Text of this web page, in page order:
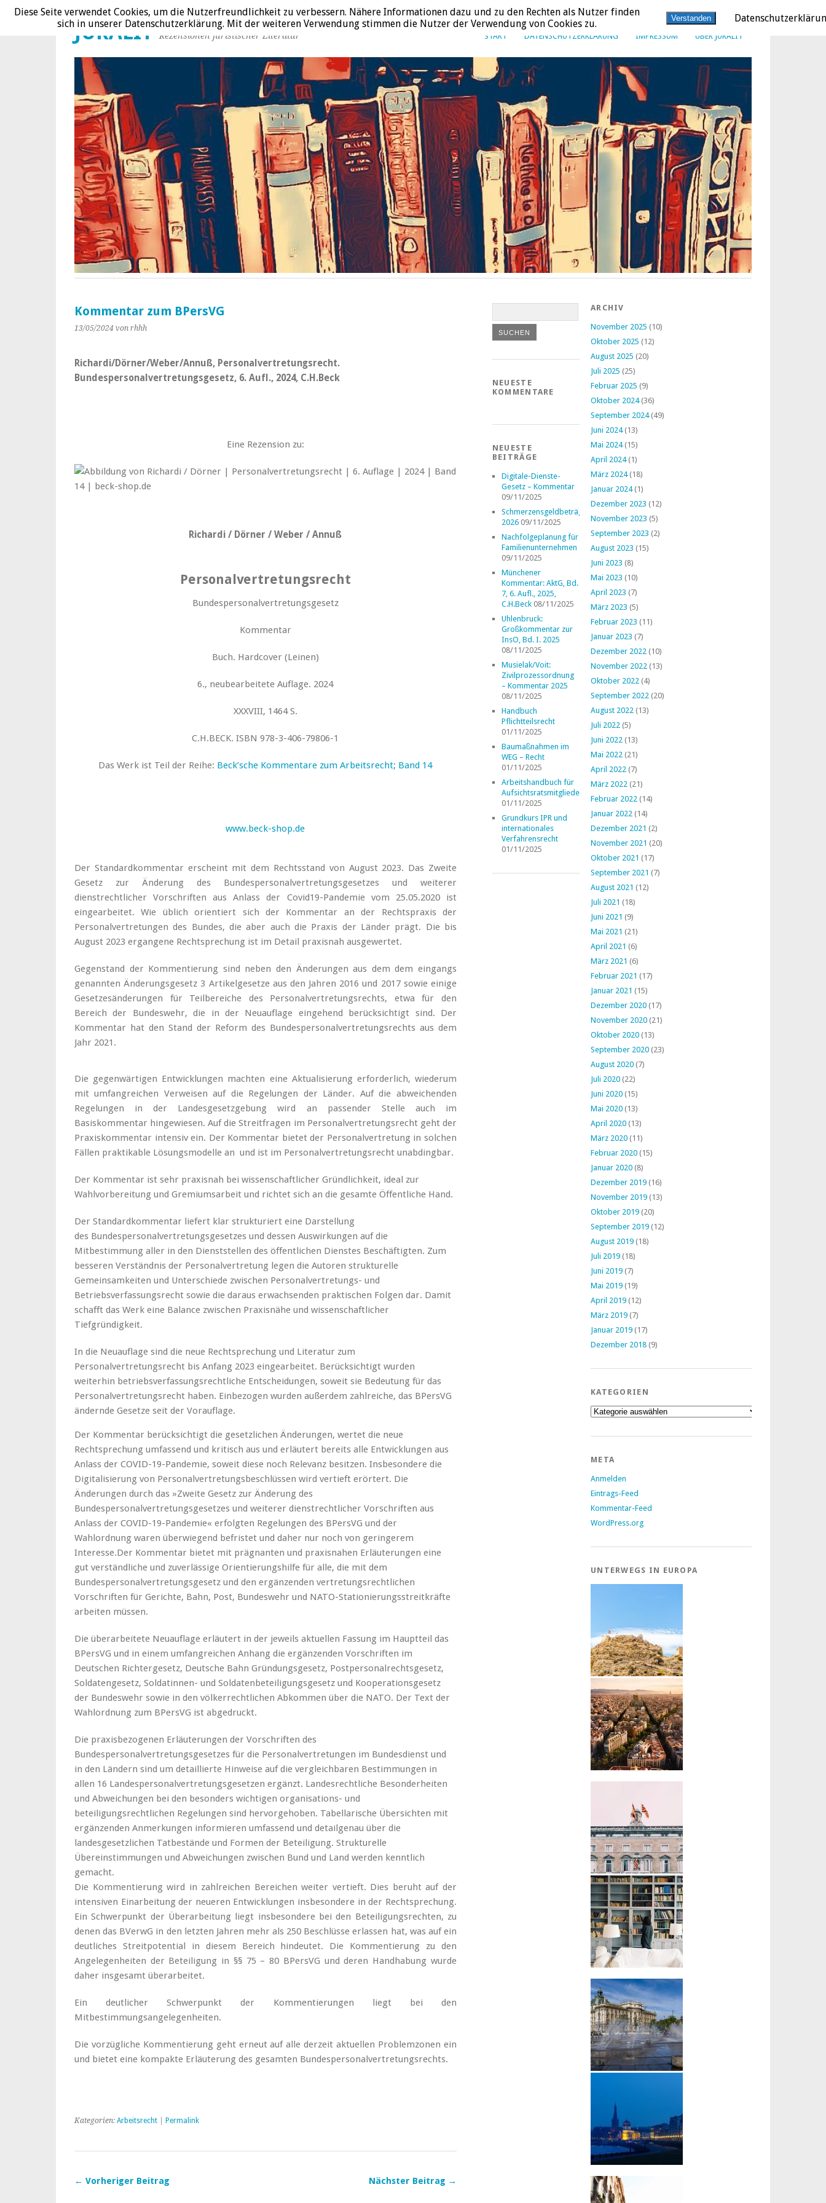
START DATENSCHUTZERKLÄRUNG IMPRESSUM ÜBER JURALIT
JURALIT Rezensionen juristischer Literatur
Kommentar zum BPersVG
13/05/2024 von rhhh
Richardi/Dörner/Weber/Annuß, Personalvertretungsrecht.
Bundespersonalvertretungsgesetz, 6. Aufl., 2024, C.H.Beck
Eine Rezension zu:
Richardi / Dörner / Weber / Annuß
Personalvertretungsrecht
Bundespersonalvertretungsgesetz
Kommentar
Buch. Hardcover (Leinen)
6., neubearbeitete Auflage. 2024
XXXVIII, 1464 S.
C.H.BECK. ISBN 978-3-406-79806-1
Das Werk ist Teil der Reihe: Beck’sche Kommentare zum Arbeitsrecht; Band 14
www.beck-shop.de
Der Standardkommentar erscheint mit dem Rechtsstand von August 2023. Das Zweite
Gesetz zur Änderung des Bundespersonalvertretungsgesetzes und weiterer
dienstrechtlicher Vorschriften aus Anlass der Covid19-Pandemie vom 25.05.2020 ist
eingearbeitet. Wie üblich orientiert sich der Kommentar an der Rechtspraxis der
Personalvertretungen des Bundes, die aber auch die Praxis der Länder prägt. Die bis
August 2023 ergangene Rechtsprechung ist im Detail praxisnah ausgewertet.
Gegenstand der Kommentierung sind neben den Änderungen aus dem dem eingangs
genannten Änderungsgesetz 3 Artikelgesetze aus den Jahren 2016 und 2017 sowie einige
Gesetzesänderungen für Teilbereiche des Personalvertretungsrechts, etwa für den
Bereich der Bundeswehr, die in der Neuauflage eingehend berücksichtigt sind. Der
Kommentar hat den Stand der Reform des Bundespersonalvertretungsrechts aus dem
Jahr 2021.
Die gegenwärtigen Entwicklungen machten eine Aktualisierung erforderlich, wiederum
mit umfangreichen Verweisen auf die Regelungen der Länder. Auf die abweichenden
Regelungen in der Landesgesetzgebung wird an passender Stelle auch im
Basiskommentar hingewiesen. Auf die Streitfragen im Personalvertretungsrecht geht der
Praxiskommentar intensiv ein. Der Kommentar bietet der Personalvertretung in solchen
Fällen praktikable Lösungsmodelle an und ist im Personalvertretungsrecht unabdingbar.
Der Kommentar ist sehr praxisnah bei wissenschaftlicher Gründlichkeit, ideal zur
Wahlvorbereitung und Gremiumsarbeit und richtet sich an die gesamte Öffentliche Hand.
Der Standardkommentar liefert klar strukturiert eine Darstellung
des Bundespersonalvertretungsgesetzes und dessen Auswirkungen auf die
Mitbestimmung aller in den Dienststellen des öffentlichen Dienstes Beschäftigten. Zum
besseren Verständnis der Personalvertretung legen die Autoren strukturelle
Gemeinsamkeiten und Unterschiede zwischen Personalvertretungs- und
Betriebsverfassungsrecht sowie die daraus erwachsenden praktischen Folgen dar. Damit
schafft das Werk eine Balance zwischen Praxisnähe und wissenschaftlicher
Tiefgründigkeit.
In die Neuauflage sind die neue Rechtsprechung und Literatur zum
Personalvertretungsrecht bis Anfang 2023 eingearbeitet. Berücksichtigt wurden
weiterhin betriebsverfassungsrechtliche Entscheidungen, soweit sie Bedeutung für das
Personalvertretungsrecht haben. Einbezogen wurden außerdem zahlreiche, das BPersVG
ändernde Gesetze seit der Vorauflage.
Der Kommentar berücksichtigt die gesetzlichen Änderungen, wertet die neue
Rechtsprechung umfassend und kritisch aus und erläutert bereits alle Entwicklungen aus
Anlass der COVID-19-Pandemie, soweit diese noch Relevanz besitzen. Insbesondere die
Digitalisierung von Personalvertretungsbeschlüssen wird vertieft erörtert. Die
Änderungen durch das »Zweite Gesetz zur Änderung des
Bundespersonalvertretungsgesetzes und weiterer dienstrechtlicher Vorschriften aus
Anlass der COVID-19-Pandemie« erfolgten Regelungen des BPersVG und der
Wahlordnung waren überwiegend befristet und daher nur noch von geringerem
Interesse.Der Kommentar bietet mit prägnanten und praxisnahen Erläuterungen eine
gut verständliche und zuverlässige Orientierungshilfe für alle, die mit dem
Bundespersonalvertretungsgesetz und den ergänzenden vertretungsrechtlichen
Vorschriften für Gerichte, Bahn, Post, Bundeswehr und NATO-Stationierungsstreitkräfte
arbeiten müssen.
Die überarbeitete Neuauflage erläutert in der jeweils aktuellen Fassung im Hauptteil das
BPersVG und in einem umfangreichen Anhang die ergänzenden Vorschriften im
Deutschen Richtergesetz, Deutsche Bahn Gründungsgesetz, Postpersonalrechtsgesetz,
Soldatengesetz, Soldatinnen- und Soldatenbeteiligungsgesetz und Kooperationsgesetz
der Bundeswehr sowie in den völkerrechtlichen Abkommen über die NATO. Der Text der
Wahlordnung zum BPersVG ist abgedruckt.
Die praxisbezogenen Erläuterungen der Vorschriften des
Bundespersonalvertretungsgesetzes für die Personalvertretungen im Bundesdienst und
in den Ländern sind um detaillierte Hinweise auf die vergleichbaren Bestimmungen in
allen 16 Landespersonalvertretungsgesetzen ergänzt. Landesrechtliche Besonderheiten
und Abweichungen bei den besonders wichtigen organisations- und
beteiligungsrechtlichen Regelungen sind hervorgehoben. Tabellarische Übersichten mit
ergänzenden Anmerkungen informieren umfassend und detailgenau über die
landesgesetzlichen Tatbestände und Formen der Beteiligung. Strukturelle
Übereinstimmungen und Abweichungen zwischen Bund und Land werden kenntlich
gemacht.
Die Kommentierung wird in zahlreichen Bereichen weiter vertieft. Dies beruht auf der
intensiven Einarbeitung der neueren Entwicklungen insbesondere in der Rechtsprechung.
Ein Schwerpunkt der Überarbeitung liegt insbesondere bei den Beteiligungsrechten, zu
denen das BVerwG in den letzten Jahren mehr als 250 Beschlüsse erlassen hat, was auf ein
deutliches Streitpotential in diesem Bereich hindeutet. Die Kommentierung zu den
Angelegenheiten der Beteiligung in §§ 75 – 80 BPersVG und deren Handhabung wurde
daher insgesamt überarbeitet.
Ein deutlicher Schwerpunkt der Kommentierungen liegt bei den
Mitbestimmungsangelegenheiten.
Die vorzügliche Kommentierung geht erneut auf alle derzeit aktuellen Problemzonen ein
und bietet eine kompakte Erläuterung des gesamten Bundespersonalvertretungsrechts.
Kategorien: Arbeitsrecht Permalink
← Vorheriger Beitrag Nächster Beitrag →
NEUESTE
KOMMENTARE
NEUESTE
BEITRÄGE
Digitale-Dienste-
Gesetz – Kommentar
09/11/2025
Schmerzensgeldbeträge
2026 09/11/2025
Nachfolgeplanung für
Familienunternehmen
09/11/2025
Münchener
Kommentar: AktG, Bd.
7, 6. Aufl., 2025,
C.H.Beck 08/11/2025
Uhlenbruck:
Großkommentar zur
InsO, Bd. I. 2025
08/11/2025
Musielak/Voit:
Zivilprozessordnung
– Kommentar 2025
08/11/2025
Handbuch
Pflichtteilsrecht
01/11/2025
Baumaßnahmen im
WEG – Recht
01/11/2025
Arbeitshandbuch für
Aufsichtsratsmitglieder
01/11/2025
Grundkurs IPR und
internationales
Verfahrensrecht
01/11/2025
ARCHIV
November 2025 (10)
Oktober 2025 (12)
August 2025 (20)
Juli 2025 (25)
Februar 2025 (9)
Oktober 2024(36)
September 2024(49)
Juni 2024(13)
Mai 2024(15)
April 2024(1)
März 2024(18)
Januar 2024(1)
Dezember 2023 (12)
November 2023 (5)
September 2023 (2)
August 2023 (15)
Juni 2023 (8)
Mai 2023 (10)
April 2023 (7)
März 2023 (5)
Februar 2023 (11)
Januar 2023 (7)
Dezember 2022 (10)
November 2022 (13)
Oktober 2022 (4)
September 2022 (20)
August 2022 (13)
Juli 2022 (5)
Juni 2022 (13)
Mai 2022 (21)
April 2022 (7)
März 2022 (21)
Februar 2022 (14)
Januar 2022 (14)
Dezember 2021 (2)
November 2021 (20)
Oktober 2021 (17)
September 2021 (7)
August 2021 (12)
Juli 2021 (18)
Juni 2021 (9)
Mai 2021 (21)
April 2021 (6)
März 2021 (6)
Februar 2021 (17)
Januar 2021 (15)
Dezember 2020 (17)
November 2020 (21)
Oktober 2020 (13)
September 2020 (23)
August 2020 (7)
Juli 2020 (22)
Juni 2020 (15)
Mai 2020 (13)
April 2020 (13)
März 2020 (11)
Februar 2020 (15)
Januar 2020 (8)
Dezember 2019 (16)
November 2019 (13)
Oktober 2019 (20)
September 2019 (12)
August 2019 (18)
Juli 2019 (18)
Juni 2019 (7)
Mai 2019 (19)
April 2019 (12)
März 2019 (7)
Januar 2019 (17)
Dezember 2018 (9)
KATEGORIEN
Kategorien
META
Anmelden
Eintrags-Feed
Kommentar-Feed
WordPress.org
UNTERWEGS IN EUROPA
Diese Seite verwendet Cookies, um die Nutzerfreundlichkeit zu verbessern. Nähere Informationen dazu und zu den Rechten als Nutzer finden
sich in unserer Datenschutzerklärung. Mit der weiteren Verwendung stimmen die Nutzer der Verwendung von Cookies zu.
Verstanden